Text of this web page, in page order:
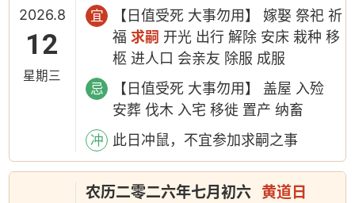
2026.8
12
星期三
宜
【日值受死 大事勿用】 嫁娶 祭祀 祈
福求嗣 开光 出行 解除 安床 栽种 移
柩 进人口 会亲友 除服 成服
忌
【日值受死 大事勿用】 盖屋 入殓
安葬 伐木 入宅 移徙 置产 纳畜
冲 此日冲鼠，不宜参加求嗣之事
农历二零二六年七月初六 黄道日